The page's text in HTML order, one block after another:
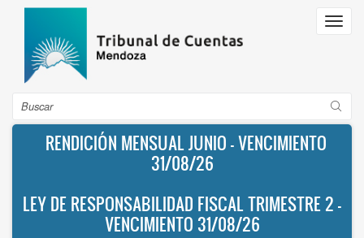
Pasar
contenido
principal
Buscar
RENDICIÓN MENSUAL JUNIO - VENCIMIENTO
31/08/26
LEY DE RESPONSABILIDAD FISCAL TRIMESTRE 2 -
VENCIMIENTO 31/08/26